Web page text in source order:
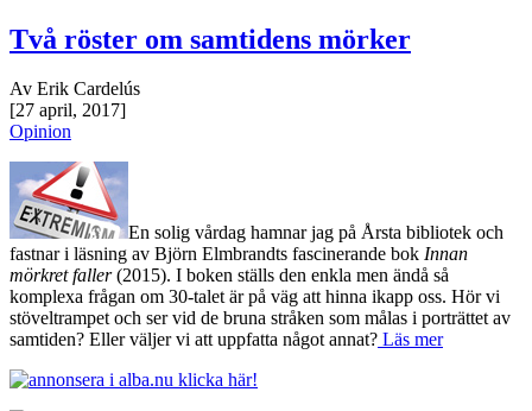
Två röster om samtidens mörker
Av Erik Cardelús
[27 april, 2017]
Opinion
En solig vårdag hamnar jag på Årsta bibliotek och
fastnar i läsning av Björn Elmbrandts fascinerande bok Innan
mörkret faller(2015). I boken ställs den enkla men ändå så
komplexa frågan om 30-talet är på väg att hinna ikapp oss. Hör vi
stöveltrampet och ser vid de bruna stråken som målas i porträttet av
samtiden? Eller väljer vi att uppfatta något annat? Läs mer